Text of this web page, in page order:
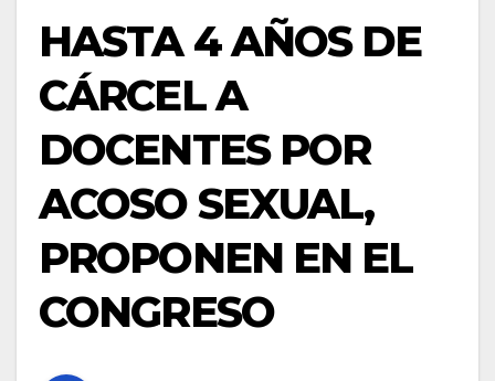
HASTA 4 AÑOS DE
CÁRCEL A
DOCENTES POR
ACOSO SEXUAL,
PROPONEN EN EL
CONGRESO